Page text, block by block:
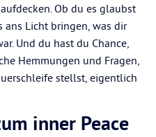
Ob du es glaubst
Licht bringen, was dir
Und du hast du Chance,
Hemmungen und Fragen,
stellst, eigentlich
inner Peace